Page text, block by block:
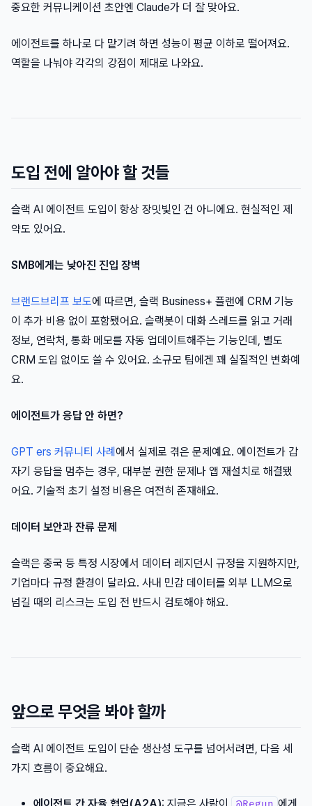
중요한 커뮤니케이션 초안엔 Claude가 더 잘 맞아요.
에이전트를 하나로 다 맡기려 하면 성능이 평균 이하로 떨어져요.
역할을 나눠야 각각의 강점이 제대로 나와요.
도입 전에 알아야 할 것들
슬랙 AI 에이전트 도입이 항상 장밋빛인 건 아니에요. 현실적인 제
약도 있어요.
SMB에게는 낮아진 진입 장벽
브랜드브리프 보도에 따르면, 슬랙 Business+ 플랜에 CRM 기능
이 추가 비용 없이 포함됐어요. 슬랙봇이 대화 스레드를 읽고 거래
정보, 연락처, 통화 메모를 자동 업데이트해주는 기능인데, 별도
CRM 도입 없이도 쓸 수 있어요. 소규모 팀에겐 꽤 실질적인 변화예
요.
에이전트가 응답 안 하면?
GPT ers 커뮤니티 사례 에서 실제로 겪은 문제예요. 에이전트가 갑
자기 응답을 멈추는 경우, 대부분 권한 문제나 앱 재설치로 해결됐
어요. 기술적 초기 설정 비용은 여전히 존재해요.
데이터 보안과 잔류 문제
슬랙은 중국 등 특정 시장에서 데이터 레지던시 규정을 지원하지만,
기업마다 규정 환경이 달라요. 사내 민감 데이터를 외부 LLM으로
넘길 때의 리스크는 도입 전 반드시 검토해야 해요.
앞으로 무엇을 봐야 할까
슬랙 AI 에이전트 도입이 단순 생산성 도구를 넘어서려면, 다음 세
가지 흐름이 중요해요.